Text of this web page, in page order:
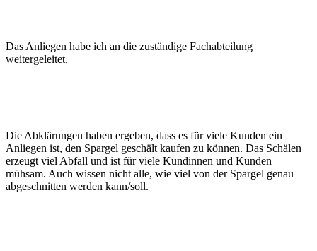
Das Anliegen habe ich an die zuständige Fachabteilung
weitergeleitet.
Die Abklärungen haben ergeben, dass es für viele Kunden ein
Anliegen ist, den Spargel geschält kaufen zu können. Das Schälen
erzeugt viel Abfall und ist für viele Kundinnen und Kunden
mühsam. Auch wissen nicht alle, wie viel von der Spargel genau
abgeschnitten werden kann/soll.